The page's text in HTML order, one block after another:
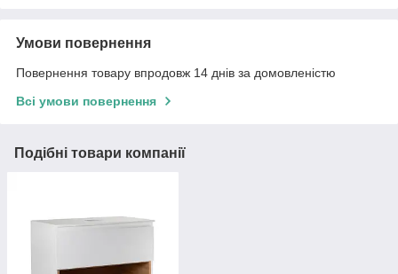
Умови повернення
Повернення товару впродовж 14 днів за домовленістю
Всі умови повернення
Подібні товари компанії